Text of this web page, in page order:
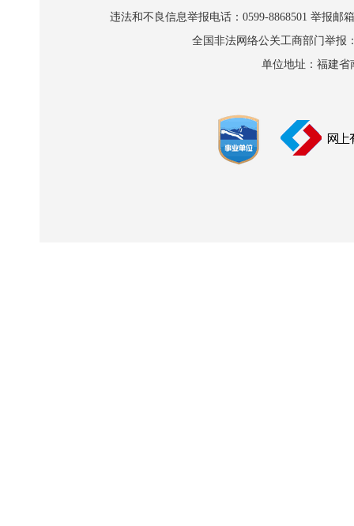
违法和不良信息举报电话：0599-8868501 举报邮
全国非法网络公关工商部门举报
单位地址：福建省